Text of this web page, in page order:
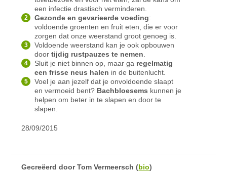
een infectie drastisch verminderen.
Gezonde en gevarieerde voeding:
voldoende groenten en fruit eten, die er voor
zorgen dat onze weerstand groot genoeg is.
Voldoende weerstand kan je ook opbouwen
doortijdig rustpauzes te nemen
Sluit je niet binnen op, maar ga regelmatig
een frisse neus halen in de buitenlucht.
Voel je aan jezelf dat je onvoldoende slaapt
en vermoeid bent? Bachbloesems kunnen je
helpen om beter in te slapen en door te
slapen.
28/09/2015
Gecreëerd doorTom Vermeersch (bio)